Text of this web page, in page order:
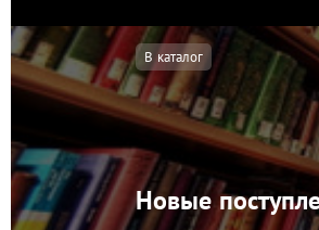
В каталог
Новые